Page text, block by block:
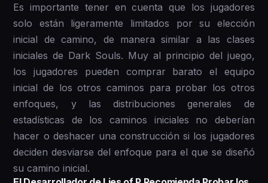
Es importante tener en cuenta que los jugadores
solo están ligeramente limitados por su elección
inicial de camino, de manera similar a las clases
iniciales de Dark Souls. Muy al principio del juego,
los jugadores pueden comprar barato el equipo
inicial de los otros caminos para probar los otros
enfoques, y las distribuciones generales de
estadísticas de los caminos iniciales no deberían
hacer o deshacer una construcción si los jugadores
deciden desviarse del enfoque para el que se diseñó
su camino inicial.